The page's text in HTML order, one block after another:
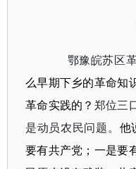
鄂豫皖苏区
么早期下乡的革命知
革命实践的？ 郑位三
是动员农民问题。 他
要有共产党；一是要